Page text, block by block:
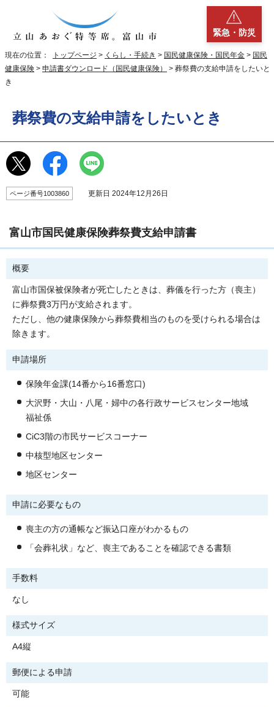
緊急・防災
現在の位置： トップページ > くらし・手続き > 国民健康保険・国民年金 > 国民
健康保険 > 申請書ダウンロード（国民健康保険）
> 葬祭費の支給申請をしたいと
き
葬祭費の支給申請をしたいとき
ページ番号1003860 更新日 2024年12月26日
富山市国民健康保険葬祭費支給申請書
概要
富山市国保被保険者が死亡したときは、葬儀を行った方（喪主）
に葬祭費3万円が支給されます。
ただし、他の健康保険から葬祭費相当のものを受けられる場合は
除きます。
申請場所
保険年金課(14番から16番窓口)
大沢野・大山・八尾・婦中の各行政サービスセンター地域
福祉係
CiC3階の市民サービスコーナー
中核型地区センター
地区センター
申請に必要なもの
喪主の方の通帳など振込口座がわかるもの
「会葬礼状」など、喪主であることを確認できる書類
手数料
なし
様式サイズ
A4縦
郵便による申請
可能